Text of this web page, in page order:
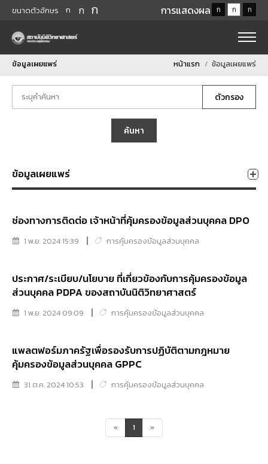
ขนาดตัวอักษร ก ก ก การแสดงผล ก ก ก
ข้อมูลเผยแพร่ หน้าแรก ข้อมูลเผยแพร่
ตัวกรอง
ค้นหา
ข้อมูลเผยแพร่
ช่องทางการติดต่อ เจ้าหน้าที่คุ้มครองข้อมูลส่วนบุคคล DPO
1 พ.ย. 2024 15:39 การคุ้มครองข้อมูลส่วนบุคคล
ประกาศ/ระเบียบ/นโยบาย ที่เกี่ยวข้องกับการคุ้มครองข้อมูล
ส่วนบุคคล PDPA ของสถาบันนิติวิทยาศาสตร์
1 พ.ย. 2024 09:09 การคุ้มครองข้อมูลส่วนบุคคล
แพลตฟอร์มภาครัฐเพื่อรองรับการปฏิบัติตามกฎหมาย
คุ้มครองข้อมูลส่วนบุคคล GPPC
31 ต.ค. 2024 10:53 การคุ้มครองข้อมูลส่วนบุคคล
« 1 »